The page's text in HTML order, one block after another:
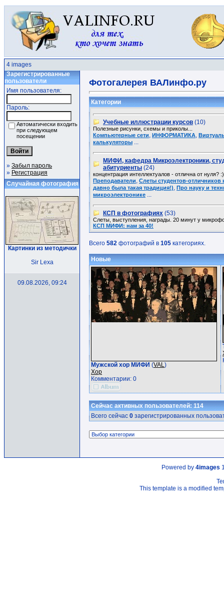
4 images
Зарегистрированные
пользователи
Имя пользователя:
Пароль:
Автоматически входить
при следующем
посещении
» Забыл пароль
» Регистрация
Случайная фотография
Картинки из методички
Sir Lexa
09.08.2026, 09:24
Фотогалерея ВАЛинфо.ру
Категории
Учебные иллюстрации курсов (10)
Полезные рисунки, схемы и приколы...
Компьютерные сети, ИНФОРМАТИКА,
калькуляторы ...
МИФИ, кафедра Микроэлектроники,
абитуриенты (24)
концентрация интеллектуалов - отлична от нуля? :)
Преподаватели, Слеты студентов-
давно была такая традиция!), Про науку и
микроэлектронике ...
КСП в фотографиях (53)
Слеты, выступления, награды. 20 минут у
КСП МИФИ: нам за 40!
Всего 582 фотографий в 105 категориях.
Новые
Мужской хор МИФИ (VAL)
Хор
Комментарии: 0
Сейчас активных пользователей: 114
Всего сейчас 0 зарегистрированных
Powered by 4images
This template is a modified